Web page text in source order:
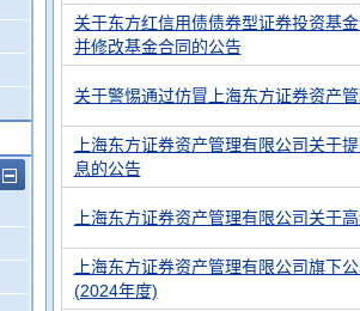
关于东方红信用债债券型证券投资基
并修改基金合同的公告
关于警惕通过仿冒上海东方证券资产
上海东方证券资产管理有限公司关于
息的公告
上海东方证券资产管理有限公司关于
上海东方证券资产管理有限公司旗下
(2024年度)